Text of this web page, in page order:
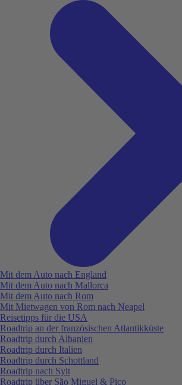
Mit dem Auto nach England
Mit dem Auto nach Mallorca
Mit dem Auto nach Rom
Mit Mietwagen von Rom nach Neapel
Reisetipps für die USA
Roadtrip an der französischen Atlantikküste
Roadtrip durch Albanien
Roadtrip durch Italien
Roadtrip durch Schottland
Roadtrip nach Sylt
Roadtrip über São Miguel & Pico